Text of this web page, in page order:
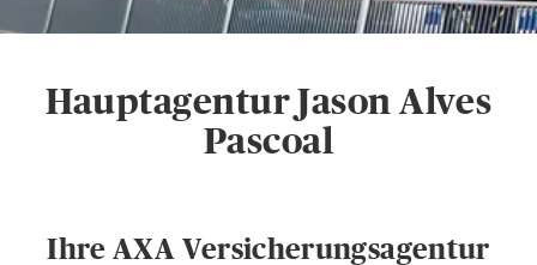
Hauptagentur Jason Alves
Pascoal
Ihre AXA Versicherungsagentur